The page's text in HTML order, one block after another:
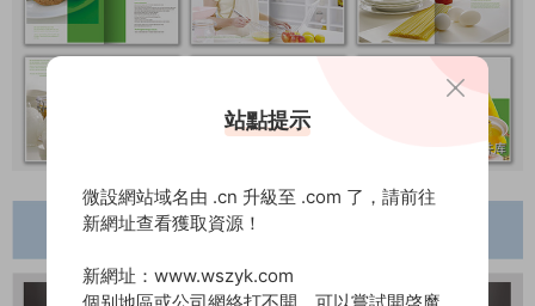
站點提示
微設網站域名由 .cn 升級至 .com 了，請前往
新網址查看獲取資源！
新網址：www.wszyk.com